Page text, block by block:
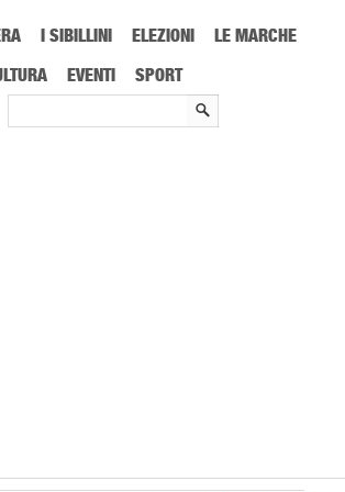
I SIBILLINI ELEZIONI
LE MARCHE
EVENTI SPORT